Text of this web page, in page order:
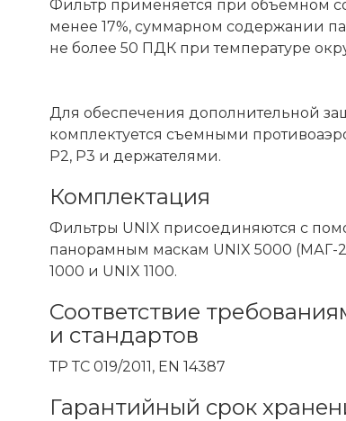
Фильтр применяется при объемном
менее 17%, суммарном содержании
не более 50 ПДК при температуре
Для обеспечения дополнительной
комплектуется съемными
Р2, Р3 и держателями.
Комплектация
Фильтры UNIX присоединяются с
панорамным маскам UNIX 5000 (МАГ-
1000 и UNIX 1100.
Соответствие
и стандартов
ТР ТС 019/2011, EN 14387
Гарантийный срок